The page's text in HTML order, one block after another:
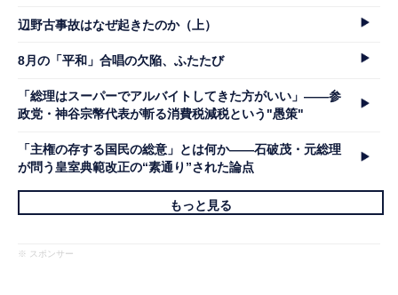
辺野古事故はなぜ起きたのか（上）
8月の「平和」合唱の欠陥、ふたたび
「総理はスーパーでアルバイトしてきた方がいい」――参
政党・神谷宗幣代表が斬る消費税減税という"愚策"
「主権の存する国民の総意」とは何か――石破茂・元総理
が問う皇室典範改正の“素通り”された論点
もっと見る
※ スポンサー